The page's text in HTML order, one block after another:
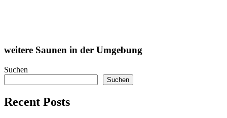
weitere Saunen in der Umgebung
Suchen
Suchen
Recent Posts